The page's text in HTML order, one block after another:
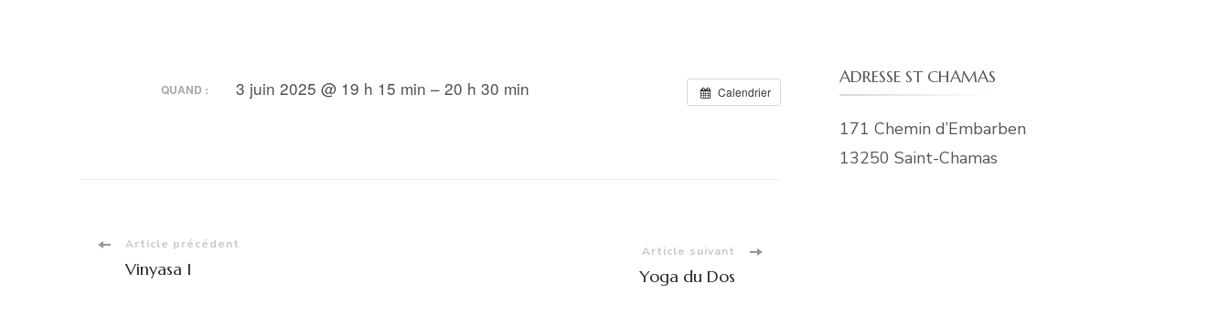
Calendrier
QUAND : 3 juin 2025 @ 19 h 15 min – 20 h 30 min
Navigation
Article précédent
Vinyasa I
Article suivant
Yoga du Dos
ADRESSE ST CHAMAS
171 Chemin d’Embarben
13250 Saint-Chamas